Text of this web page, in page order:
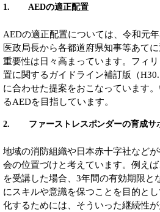
1. AEDの適正配置
AEDの適正配置については、令和元
医政局長から各都道府県知事等あて
重要性は日々高まっています。フィ
置に関するガイドライン補訂版（
に合わせた提案をおこなっています
るAEDを目指しています。
2. ファーストレスポンダーの育成サ
地域の消防組織や日本赤十字社など
会の位置づけと考えています。例え
を受講した場合、3年間の有効期限と
にスキルや意識を保つことを目的と
化するためには、そういった継続性